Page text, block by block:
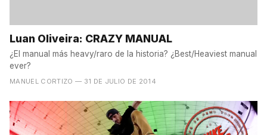
Luan Oliveira: CRAZY MANUAL
¿El manual más heavy/raro de la historia? ¿Best/Heaviest manual
ever?
MANUEL CORTIZO — 31 DE JULIO DE 2014